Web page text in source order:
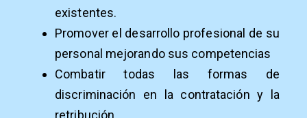
existentes.
Promover el desarrollo profesional de su
personal mejorando sus competencias
Combatir todas las formas de
discriminación en la contratación y la
retribución